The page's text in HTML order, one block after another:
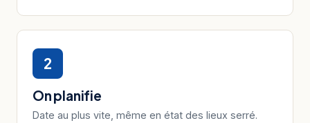
2
On planifie
Date au plus vite, même en état des lieux serré.